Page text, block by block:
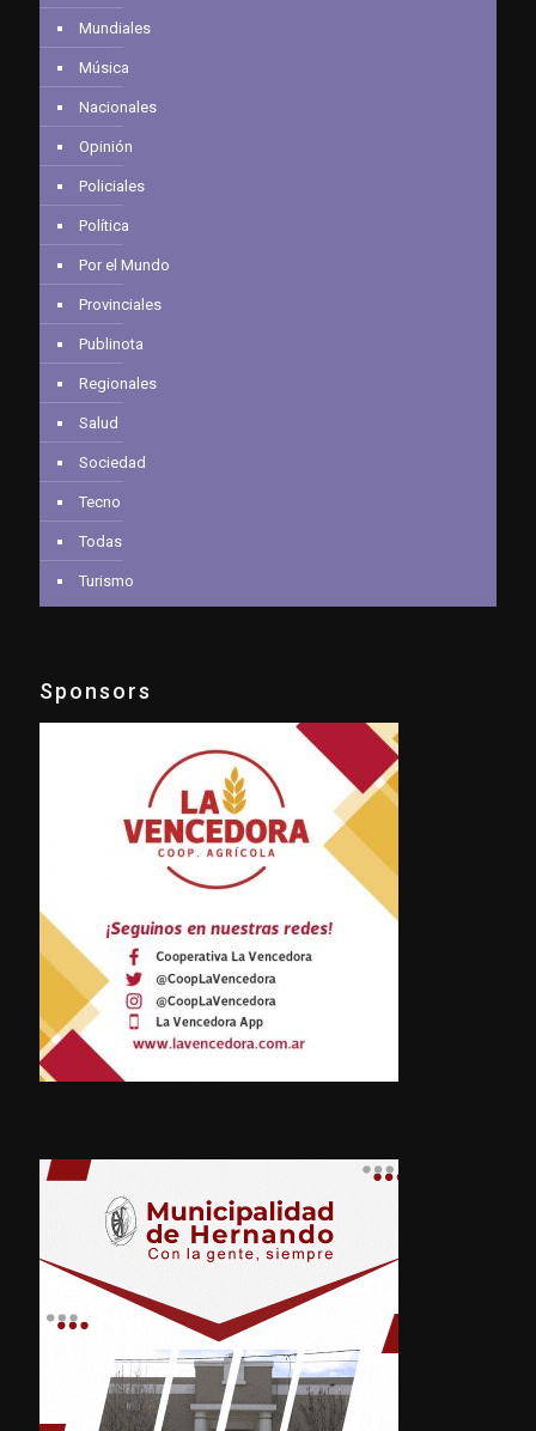
Mundiales
Música
Nacionales
Opinión
Policiales
Política
Por el Mundo
Provinciales
Publinota
Regionales
Salud
Sociedad
Tecno
Todas
Turismo
Sponsors